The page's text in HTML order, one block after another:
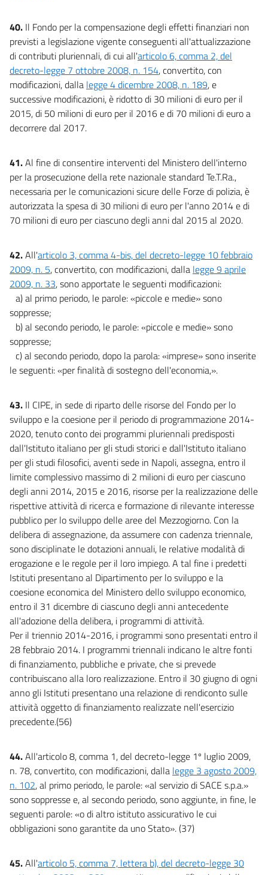
40. Il Fondo per la compensazione degli effetti finanziari non
previsti a legislazione vigente conseguenti all'attualizzazione
di contributi pluriennali, di cui all'articolo 6, comma 2, del
decreto-legge 7 ottobre 2008, n. 154, convertito, con
modificazioni, dalla legge 4 dicembre 2008, n. 189, e
successive modificazioni, è ridotto di 30 milioni di euro per il
2015, di 50 milioni di euro per il 2016 e di 70 milioni di euro a
decorrere dal 2017.
41.Al fine di consentire interventi del Ministero dell'interno
per la prosecuzione della rete nazionale standard Te.T.Ra.,
necessaria per le comunicazioni sicure delle Forze di polizia, è
autorizzata la spesa di 30 milioni di euro per l'anno 2014 e di
70 milioni di euro per ciascuno degli anni dal 2015 al 2020.
42.All'articolo 3, comma 4-bis, del decreto-legge 10 febbraio
2009, n. 5, convertito, con modificazioni, dalla legge 9 aprile
2009, n. 33, sono apportate le seguenti modificazioni:
a) al primo periodo, le parole: «piccole e medie» sono
soppresse;
b) al secondo periodo, le parole: «piccole e medie» sono
soppresse;
c) al secondo periodo, dopo la parola: «imprese» sono inserite
le seguenti: «per finalità di sostegno dell'economia,».
43. Il CIPE, in sede di riparto delle risorse del Fondo per lo
sviluppo e la coesione per il periodo di programmazione 2014-
2020, tenuto conto dei programmi pluriennali predisposti
dall'Istituto italiano per gli studi storici e dall'Istituto italiano
per gli studi filosofici, aventi sede in Napoli, assegna, entro il
limite complessivo massimo di 2 milioni di euro per ciascuno
degli anni 2014, 2015 e 2016, risorse per la realizzazione delle
rispettive attività di ricerca e formazione di rilevante interesse
pubblico per lo sviluppo delle aree del Mezzogiorno. Con la
delibera di assegnazione, da assumere con cadenza triennale,
sono disciplinate le dotazioni annuali, le relative modalità di
erogazione e le regole per il loro impiego. A tal fine i predetti
Istituti presentano al Dipartimento per lo sviluppo e la
coesione economica del Ministero dello sviluppo economico,
entro il 31 dicembre di ciascuno degli anni antecedente
all'adozione della delibera, i programmi di attività.
Per il triennio 2014-2016, i programmi sono presentati entro il
28 febbraio 2014. I programmi triennali indicano le altre fonti
di finanziamento, pubbliche e private, che si prevede
contribuiscano alla loro realizzazione. Entro il 30 giugno di ogni
anno gli Istituti presentano una relazione di rendiconto sulle
attività oggetto di finanziamento realizzate nell'esercizio
precedente.(56)
44.All'articolo 8, comma 1, del decreto-legge 1º luglio 2009,
n. 78, convertito, con modificazioni, dalla legge 3 agosto 2009,
n. 102, al primo periodo, le parole: «al servizio di SACE s.p.a.»
sono soppresse e, al secondo periodo, sono aggiunte, in fine, le
seguenti parole: «o di altro istituto assicurativo le cui
obbligazioni sono garantite da uno Stato». (37)
45.All'articolo 5, comma 7, lettera b), del decreto-legge 30